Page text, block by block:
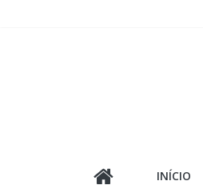
INÍCIO